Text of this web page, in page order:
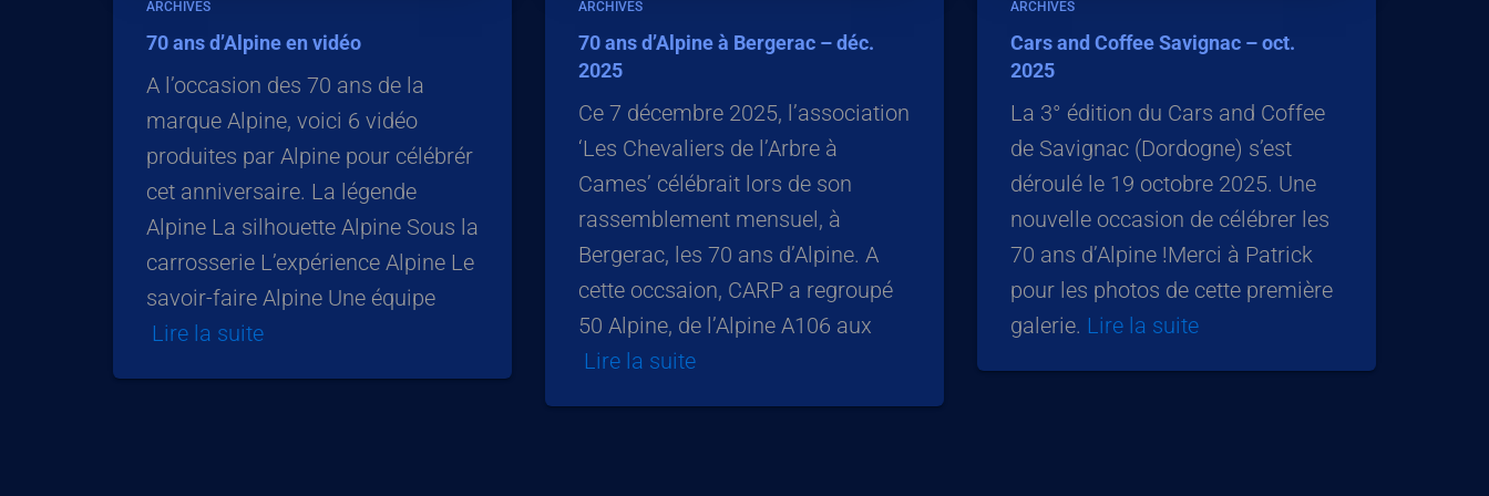
ARCHIVES
70 ans d’Alpine en vidéo
A l’occasion des 70 ans de la
marque Alpine, voici 6 vidéo
produites par Alpine pour célébrér
cet anniversaire. La légende
Alpine La silhouette Alpine Sous la
carrosserie L’expérience Alpine Le
savoir-faire Alpine Une équipe
Lire la suite
ARCHIVES
70 ans d’Alpine à Bergerac – déc.
2025
Ce 7 décembre 2025, l’association
‘Les Chevaliers de l’Arbre à
Cames’ célébrait lors de son
rassemblement mensuel, à
Bergerac, les 70 ans d’Alpine. A
cette occsaion, CARP a regroupé
50 Alpine, de l’Alpine A106 aux
Lire la suite
ARCHIVES
Cars and Coffee Savignac – oct.
2025
La 3° édition du Cars and Coffee
de Savignac (Dordogne) s’est
déroulé le 19 octobre 2025. Une
nouvelle occasion de célébrer les
70 ans d’Alpine !Merci à Patrick
pour les photos de cette première
galerie. Lire la suite